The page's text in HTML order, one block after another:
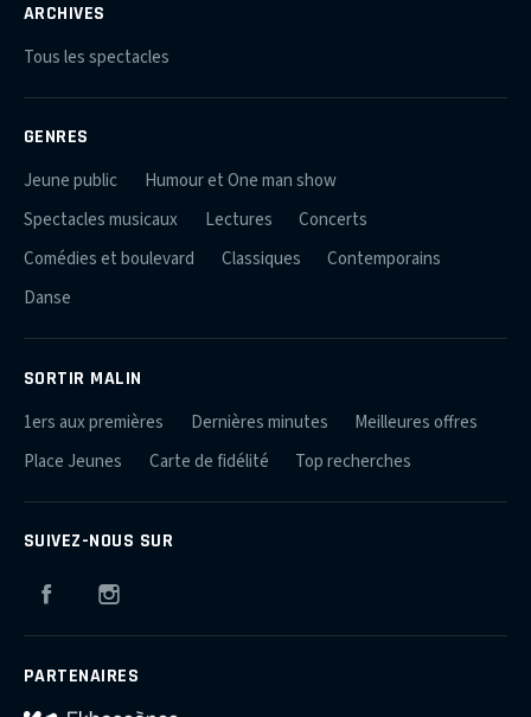
ARCHIVES
Tous les spectacles
GENRES
Jeune public
Humour et One man show
Spectacles musicaux
Lectures
Concerts
Comédies et boulevard
Classiques
Contemporains
Danse
SORTIR MALIN
1ers aux premières Dernières minutes
Meilleures offres
Place Jeunes
Carte de fidélité Top recherches
SUIVEZ-NOUS SUR
Facebook
PARTENAIRES